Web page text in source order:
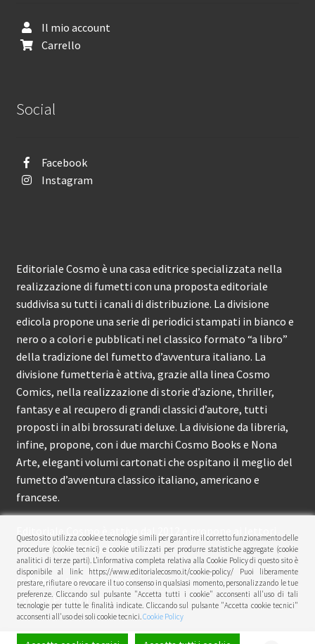
Il mio account
Carrello
Social
Facebook
Instagram
Editoriale Cosmo è una casa editrice specializzata nella
realizzazione di fumetti con una proposta editoriale
suddivisa su tutti i canali di distribuzione. La divisione
edicola propone una serie di periodici stampati in bianco e
nero o a colori e pubblicati nel classico formato “a libro”
della tradizione del fumetto d’avventura italiano. La
divisione fumetteria è attiva, grazie alla linea Cosmo
Comics, nella realizzazione di storie d’azione, thriller,
fantasy e al recupero di grandi classici d’autore, tutti
proposti in albi brossurati deluxe. La divisione da libreria,
infine, propone, con i due marchi Cosmo Books e Nona
Arte, eleganti volumi cartonati che ospitano il meglio del
fumetto d’avventura classico italiano, americano e
francese.
circa 150 pubblicazioni l’anno.
© Editoriale Cosmo 2026
Privacy Policy
Questo sito utilizza cookie e tecnologie simili per garantire il corretto funzionamento delle
procedure (cookie tecnici) e cookie utilizzati per produrre statistiche aggregate (cookie
analitici di terze parti). L’informativa completa relativa alla Cookie Policy di questo sito è
disponibile al link: https://www.editorialecosmo.it/cookie-policy/ Puoi liberamente
prestare, rifiutare o revocare il tuo consenso in qualsiasi momento, personalizzando le tue
preferenze. Cliccando sul pulsante "Accetta tutti i cookie" acconsenti all'uso di tali
tecnologie per tutte le finalità indicate. Cliccando sul pulsante "Accetta cookie tecnici"
acconsenti all'uso dei soli cookie tecnici.Cookie Policy